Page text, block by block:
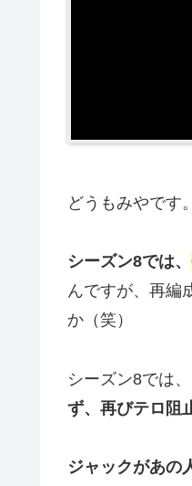
どうもみやです
シーズン8では、
んですが、再編
か（笑）
シーズン8では、
ず、再びテロ阻
ジャックがあの